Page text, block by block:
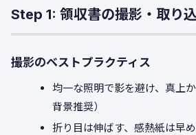
Step 1: 領収書の撮影・取り
撮影のベストプラクティス
均一な照明で影を避け、真上
背景推奨）
折り目は伸ばす、感熱紙は早